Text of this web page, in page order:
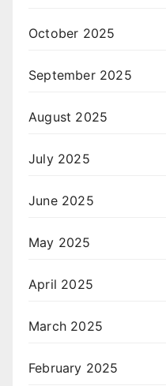
October 2025
September 2025
August 2025
July 2025
June 2025
May 2025
April 2025
March 2025
February 2025